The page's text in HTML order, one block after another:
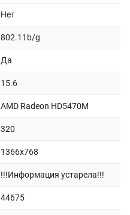
Нет
802.11b/g
Да
15.6
AMD Radeon HD5470M
320
1366x768
!!!Информация устарела!!!
44675